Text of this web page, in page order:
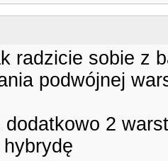
radzicie sobie z
podwójnej
2